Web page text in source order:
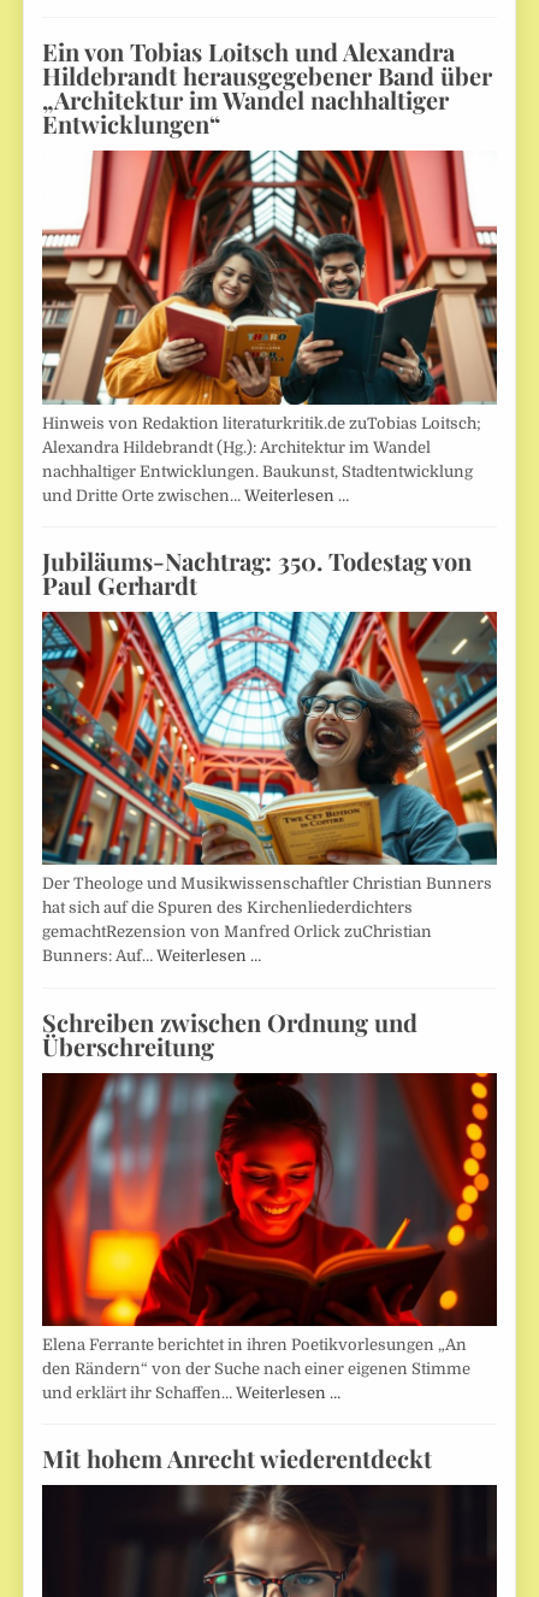
Ein von Tobias Loitsch und Alexandra
Hildebrandt herausgegebener Band über
„Architektur im Wandel nachhaltiger
Entwicklungen“
Hinweis von Redaktion literaturkritik.de zuTobias Loitsch;
Alexandra Hildebrandt (Hg.): Architektur im Wandel
nachhaltiger Entwicklungen. Baukunst, Stadtentwicklung
und Dritte Orte zwischen…Weiterlesen …
Jubiläums-Nachtrag: 350. Todestag von
Paul Gerhardt
Der Theologe und Musikwissenschaftler Christian Bunners
hat sich auf die Spuren des Kirchenliederdichters
gemachtRezension von Manfred Orlick zuChristian
Bunners: Auf…Weiterlesen …
Schreiben zwischen Ordnung und
Überschreitung
Elena Ferrante berichtet in ihren Poetikvorlesungen „An
den Rändern“ von der Suche nach einer eigenen Stimme
und erklärt ihr Schaffen…Weiterlesen …
Mit hohem Anrecht wiederentdeckt